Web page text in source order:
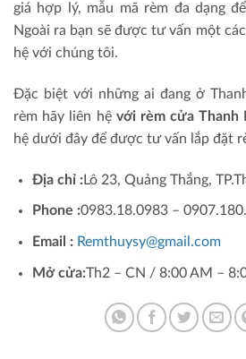
giá hợp lý, mẫu mã rèm đa dạng
Ngoài ra bạn sẽ được tư vấn một
hệ với chúng tôi.
Đặc biệt với những ai đang ở
rèm hãy liên hệ với rèm cửa Thanh
hệ dưới đây để được tư vấn lắp đặt
Địa chỉ :Lô 23, Quảng Thắng,
Phone :0983.18.0983 –
Email : Remthuysy@gmail.com
Mở cửa:Th2 – CN / 8:00 AM –